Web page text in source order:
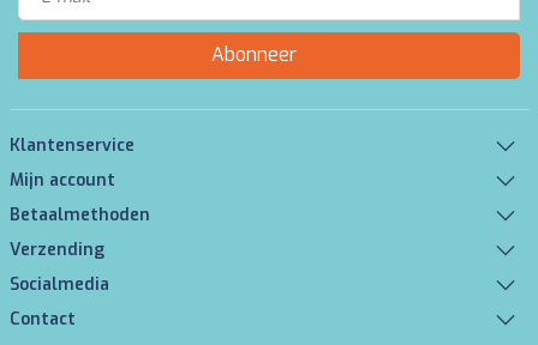
Abonneer
Klantenservice
Mijn account
Betaalmethoden
Verzending
Socialmedia
Contact